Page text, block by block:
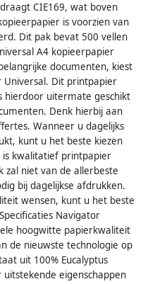
CIE169, wat boven
is voorzien van
Dit pak bevat 500 vellen
A4 kopieerpapier
documenten, kiest
Dit printpapier
hierdoor uitermate geschikt
Denk hierbij aan
Wanneer u dagelijks
kunt u het beste kiezen
kwalitatief printpapier
zal niet van de allerbeste
bij dagelijkse afdrukken.
wensen, kunt u het beste
Navigator
hoogwitte papierkwaliteit
de nieuwste technologie op
uit 100% Eucalyptus
eigenschappen